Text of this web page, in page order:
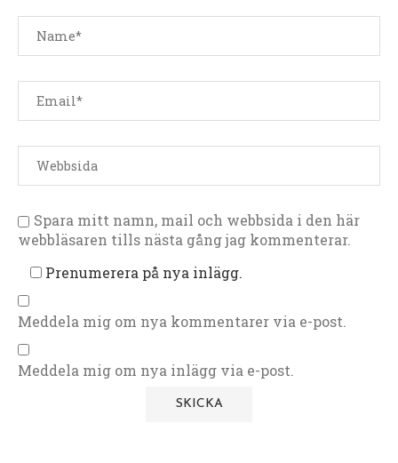
Spara mitt namn, mail och webbsida i den här
webbläsaren tills nästa gång jag kommenterar.
Prenumerera på nya inlägg.
Meddela mig om nya kommentarer via e-post.
Meddela mig om nya inlägg via e-post.